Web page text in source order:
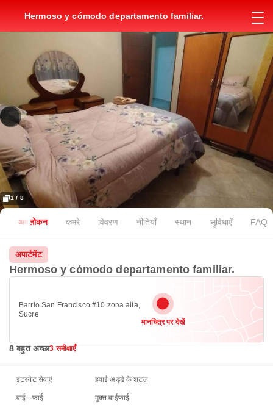
Hermoso y cómodo departamento familiar.
1 / 8
अवलोकन कमरे विवरण नीतियाँ स्थान सुविधाएँ FAQ
अपार्टमेंट
Hermoso y cómodo departamento familiar.
Barrio San Francisco #10 zona alta,
Sucre
मानचित्र पर देखें
8 बहुत अच्छा3 समीक्षाएँ
इंटरनेट सेवाएं हवाई अड्डे के शटल
वाई - फाई मुक्त वाईफाई